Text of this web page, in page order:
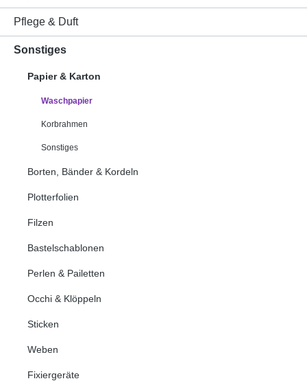
Pflege & Duft
Sonstiges
Papier & Karton
Waschpapier
Korbrahmen
Sonstiges
Borten, Bänder & Kordeln
Plotterfolien
Filzen
Bastelschablonen
Perlen & Pailetten
Occhi & Klöppeln
Sticken
Weben
Fixiergeräte